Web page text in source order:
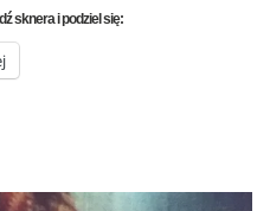
sknera i podziel się: